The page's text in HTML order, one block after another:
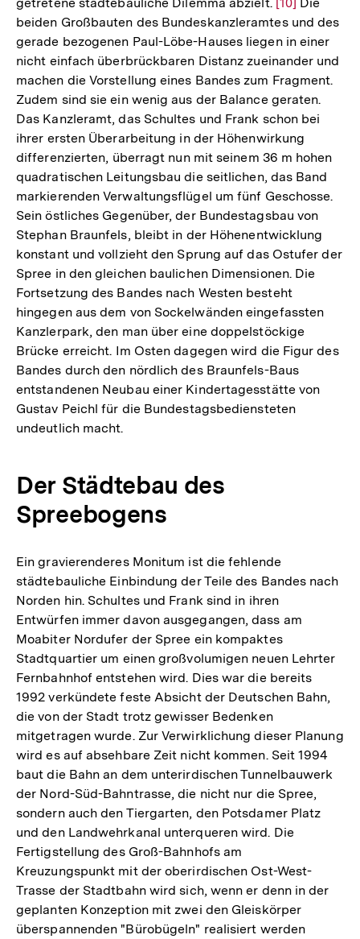
Auflösung
der
Fußnote
beiden Großbauten des Bundeskanzleramtes und des
gerade bezogenen Paul-Löbe-Hauses liegen in einer
nicht einfach überbrückbaren Distanz zueinander und
machen die Vorstellung eines Bandes zum Fragment.
Zudem sind sie ein wenig aus der Balance geraten.
Das Kanzleramt, das Schultes und Frank schon bei
ihrer ersten Überarbeitung in der Höhenwirkung
differenzierten, überragt nun mit seinem 36 m hohen
quadratischen Leitungsbau die seitlichen, das Band
markierenden Verwaltungsflügel um fünf Geschosse.
Sein östliches Gegenüber, der Bundestagsbau von
Stephan Braunfels, bleibt in der Höhenentwicklung
konstant und vollzieht den Sprung auf das Ostufer der
Spree in den gleichen baulichen Dimensionen. Die
Fortsetzung des Bandes nach Westen besteht
hingegen aus dem von Sockelwänden eingefassten
Kanzlerpark, den man über eine doppelstöckige
Brücke erreicht. Im Osten dagegen wird die Figur des
Bandes durch den nördlich des Braunfels-Baus
entstandenen Neubau einer Kindertagesstätte von
Gustav Peichl für die Bundestagsbediensteten
undeutlich macht.
Der Städtebau des
Spreebogens
Ein gravierenderes Monitum ist die fehlende
städtebauliche Einbindung der Teile des Bandes nach
Norden hin. Schultes und Frank sind in ihren
Entwürfen immer davon ausgegangen, dass am
Moabiter Nordufer der Spree ein kompaktes
Stadtquartier um einen großvolumigen neuen Lehrter
Fernbahnhof entstehen wird. Dies war die bereits
1992 verkündete feste Absicht der Deutschen Bahn,
die von der Stadt trotz gewisser Bedenken
mitgetragen wurde. Zur Verwirklichung dieser Planung
wird es auf absehbare Zeit nicht kommen. Seit 1994
baut die Bahn an dem unterirdischen Tunnelbauwerk
der Nord-Süd-Bahntrasse, die nicht nur die Spree,
sondern auch den Tiergarten, den Potsdamer Platz
und den Landwehrkanal unterqueren wird. Die
Fertigstellung des Groß-Bahnhofs am
Kreuzungspunkt mit der oberirdischen Ost-West-
Trasse der Stadtbahn wird sich, wenn er denn in der
geplanten Konzeption mit zwei den Gleiskörper
überspannenden "Bürobügeln" realisiert werden